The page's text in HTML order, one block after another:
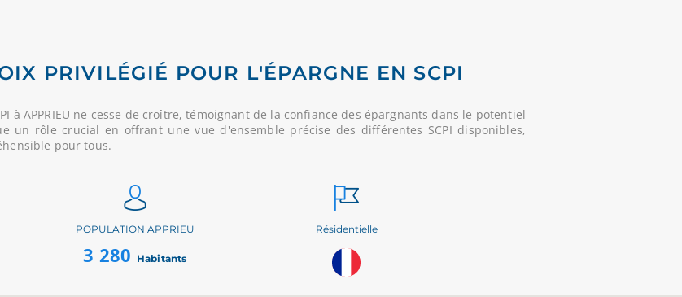
PRIVILÉGIÉ POUR L'ÉPARGNE EN SCPI
à APPRIEU ne cesse de croître, témoignant de la confiance des épargnants dans le potentiel
un rôle crucial en offrant une vue d'ensemble précise des différentes SCPI disponibles,
pour tous.
POPULATION APPRIEU
3 280 Habitants
Résidentielle